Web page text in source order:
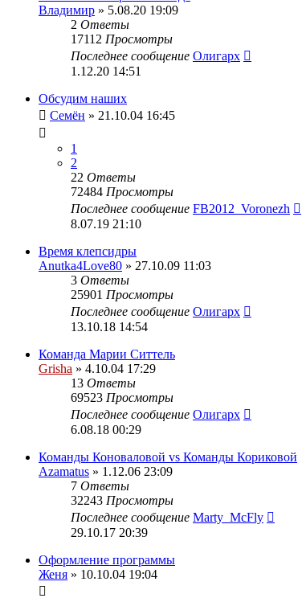
Владимир » 5.08.20 19:09
2 Ответы
17112 Просмотры
Последнее сообщение Олигарх
1.12.20 14:51
Обсудим наших
Семён » 21.10.04 16:45
1
2
22 Ответы
72484 Просмотры
Последнее сообщение FB2012_Voronezh
8.07.19 21:10
Время клепсидры
Anutka4Love80 » 27.10.09 11:03
3 Ответы
25901 Просмотры
Последнее сообщение Олигарх
13.10.18 14:54
Команда Марии Ситтель
Grisha » 4.10.04 17:29
13 Ответы
69523 Просмотры
Последнее сообщение Олигарх
6.08.18 00:29
Команды Коноваловой vs Команды Кориковой
Azamatus » 1.12.06 23:09
7 Ответы
32243 Просмотры
Последнее сообщение Marty_McFly
29.10.17 20:39
Оформление программы
Женя » 10.10.04 19:04